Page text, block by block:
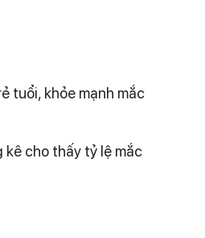
tuổi, khỏe mạnh mắc
cho thấy tỷ lệ mắc